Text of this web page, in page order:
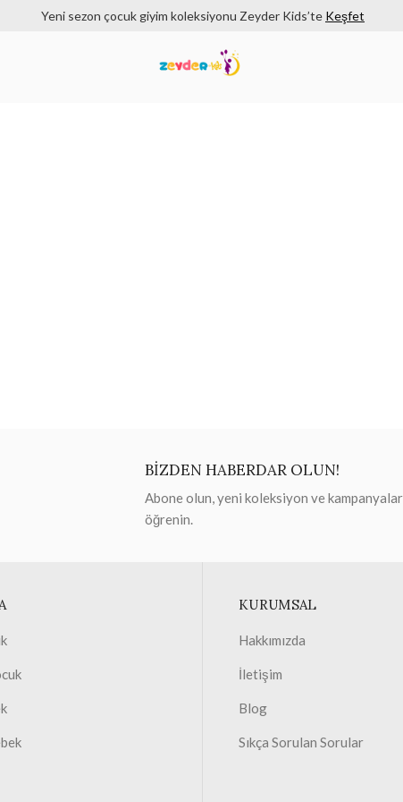
Yeni sezon çocuk giyim koleksiyonu Zeyder Kids’te Keşfet
BİZDEN HABERDAR OLUN!
Abone olun, yeni koleksiyon ve
öğrenin.
KURUMSAL
Hakkımızda
İletişim
Blog
Sıkça Sorulan Sorular